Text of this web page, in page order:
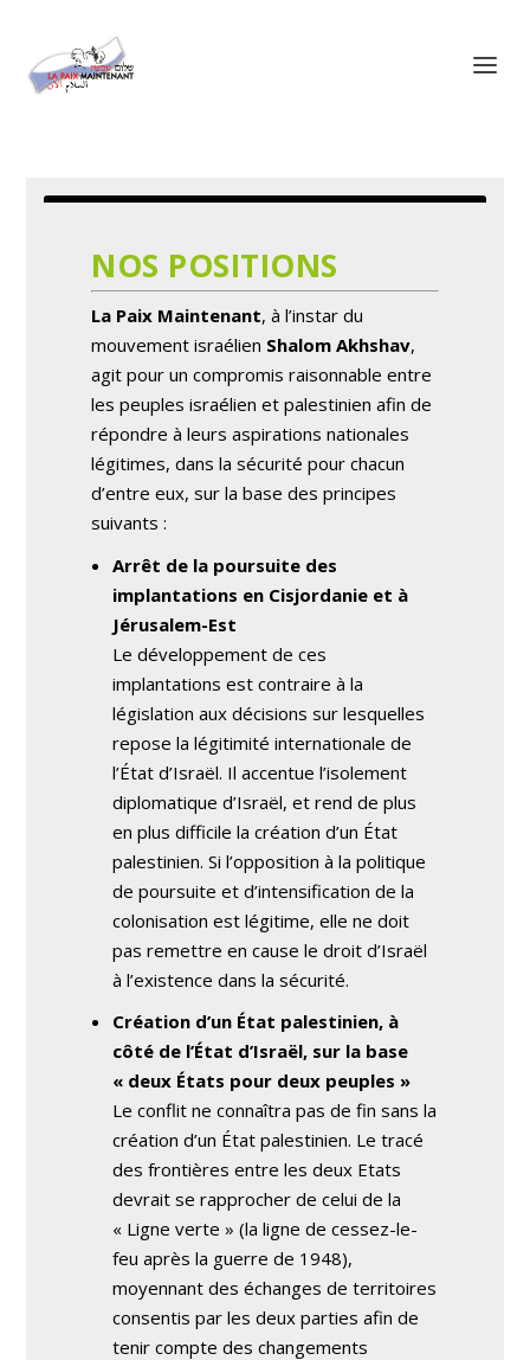
NOS POSITIONS
La Paix Maintenant, à l’instar du
mouvement israélien Shalom Akhshav,
agit pour un compromis raisonnable entre
les peuples israélien et palestinien afin de
répondre à leurs aspirations nationales
légitimes, dans la sécurité pour chacun
d’entre eux, sur la base des principes
suivants :
Arrêt de la poursuite des
implantations en Cisjordanie et à
Jérusalem-Est
Le développement de ces
implantations est contraire à la
législation aux décisions sur lesquelles
repose la légitimité internationale de
l’État d’Israël. Il accentue l’isolement
diplomatique d’Israël, et rend de plus
en plus difficile la création d’un État
palestinien. Si l’opposition à la politique
de poursuite et d’intensification de la
colonisation est légitime, elle ne doit
pas remettre en cause le droit d’Israël
à l’existence dans la sécurité.
Création d’un État palestinien, à
côté de l’État d’Israël, sur la base
« deux États pour deux peuples »
Le conflit ne connaîtra pas de fin sans la
création d’un État palestinien. Le tracé
des frontières entre les deux Etats
devrait se rapprocher de celui de la
« Ligne verte » (la ligne de cessez-le-
feu après la guerre de 1948),
moyennant des échanges de territoires
consentis par les deux parties afin de
tenir compte des changements